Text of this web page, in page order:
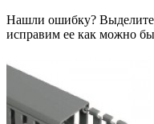
Нашли ошибку?
исправим ее как можно